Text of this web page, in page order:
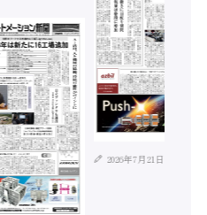
2026年7月21日